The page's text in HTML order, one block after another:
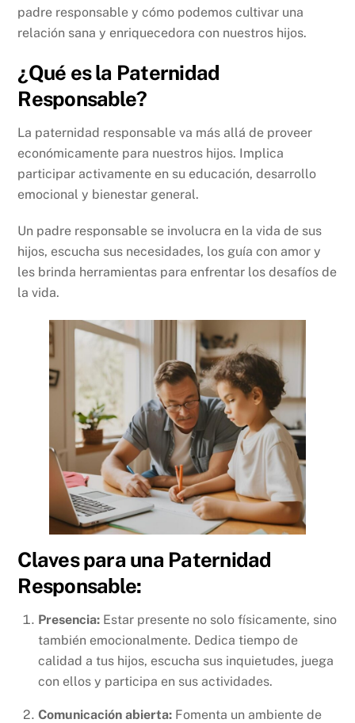
padre responsable y cómo podemos cultivar una
relación sana y enriquecedora con nuestros hijos.
¿Qué es la Paternidad
Responsable?
La paternidad responsable va más allá de proveer
económicamente para nuestros hijos. Implica
participar activamente en su educación, desarrollo
emocional y bienestar general.
Un padre responsable se involucra en la vida de sus
hijos, escucha sus necesidades, los guía con amor y
les brinda herramientas para enfrentar los desafíos de
la vida.
Claves para una Paternidad
Responsable:
Presencia: Estar presente no solo físicamente, sino
también emocionalmente. Dedica tiempo de
calidad a tus hijos, escucha sus inquietudes, juega
con ellos y participa en sus actividades.
Comunicación abierta: Fomenta un ambiente de